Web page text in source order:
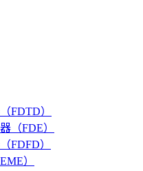
FDTD）
（FDE）
FDFD）
）